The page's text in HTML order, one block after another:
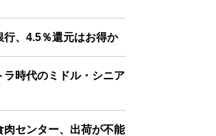
行、4.5％還元はお得か
ラ時代のミドル・シニア
肉センター、出荷が不能
JOURNAL
JOURNAL